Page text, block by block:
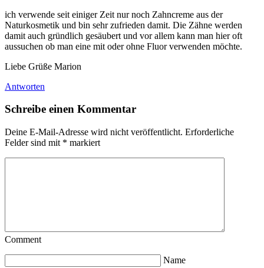
ich verwende seit einiger Zeit nur noch Zahncreme aus der
Naturkosmetik und bin sehr zufrieden damit. Die Zähne werden
damit auch gründlich gesäubert und vor allem kann man hier oft
aussuchen ob man eine mit oder ohne Fluor verwenden möchte.
Liebe Grüße Marion
Antworten
Schreibe einen Kommentar
Deine E-Mail-Adresse wird nicht veröffentlicht. Erforderliche
Felder sind mit * markiert
Comment
Name